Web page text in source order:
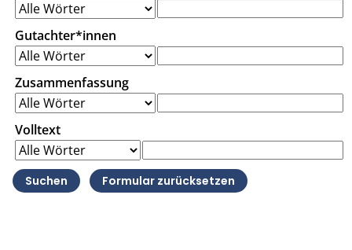
Gutachter*innen
Zusammenfassung
Volltext